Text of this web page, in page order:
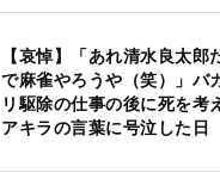
【哀悼】「あれ清水良太郎
で麻雀やろうや（笑）」バ
リ駆除の仕事の後に死を考
アキラの言葉に号泣した日